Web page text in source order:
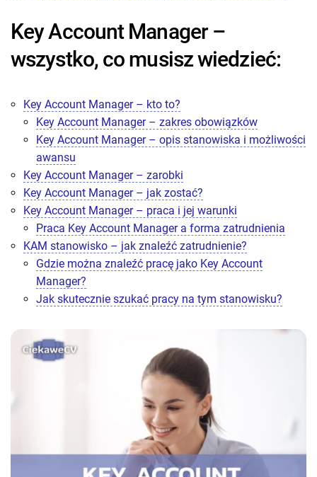
Key Account Manager –
wszystko, co musisz wiedzieć:
Key Account Manager – kto to?
Key Account Manager – zakres obowiązków
Key Account Manager – opis stanowiska i możliwości
awansu
Key Account Manager – zarobki
Key Account Manager – jak zostać?
Key Account Manager – praca i jej warunki
Praca Key Account Manager a forma zatrudnienia
KAM stanowisko – jak znaleźć zatrudnienie?
Gdzie można znaleźć pracę jako Key Account
Manager?
Jak skutecznie szukać pracy na tym stanowisku?